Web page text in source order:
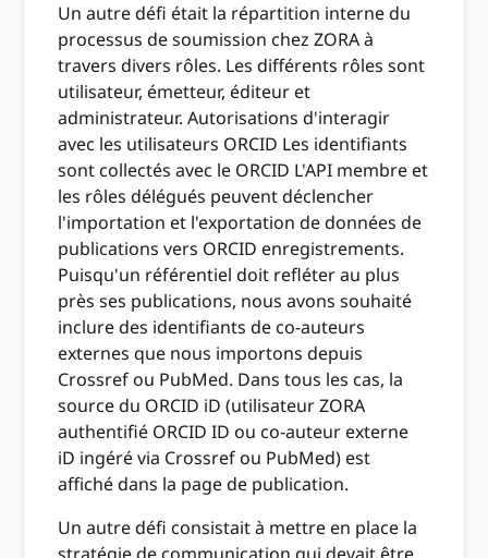
Un autre défi était la répartition interne du
processus de soumission chez ZORA à
travers divers rôles. Les différents rôles sont
utilisateur, émetteur, éditeur et
administrateur. Autorisations d'interagir
avec les utilisateurs ORCID Les identifiants
sont collectés avec le ORCID L'API membre et
les rôles délégués peuvent déclencher
l'importation et l'exportation de données de
publications vers ORCID enregistrements.
Puisqu'un référentiel doit refléter au plus
près ses publications, nous avons souhaité
inclure des identifiants de co-auteurs
externes que nous importons depuis
Crossref ou PubMed. Dans tous les cas, la
source du ORCID iD (utilisateur ZORA
authentifié ORCID ID ou co-auteur externe
iD ingéré via Crossref ou PubMed) est
affiché dans la page de publication.
Un autre défi consistait à mettre en place la